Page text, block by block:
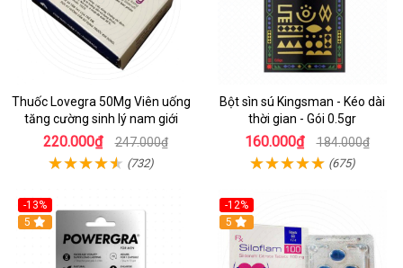
Thuốc Lovegra 50Mg Viên uống
tăng cường sinh lý nam giới
220.000₫ 247.000₫
(732)
Bột sìn sú Kingsman - Kéo dài
thời gian - Gói 0.5gr
160.000₫ 184.000₫
(675)
-13%
Hot
5
-12%
5